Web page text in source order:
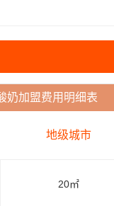
奶加盟费用明细表
地级城市
20㎡